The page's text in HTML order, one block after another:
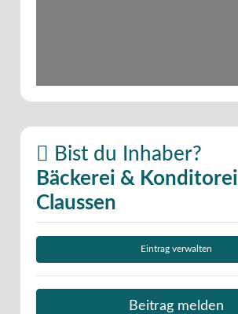
Bist du Inhaber?
Bäckerei & Konditorei
Claussen
Eintrag verwalten
Beitrag melden